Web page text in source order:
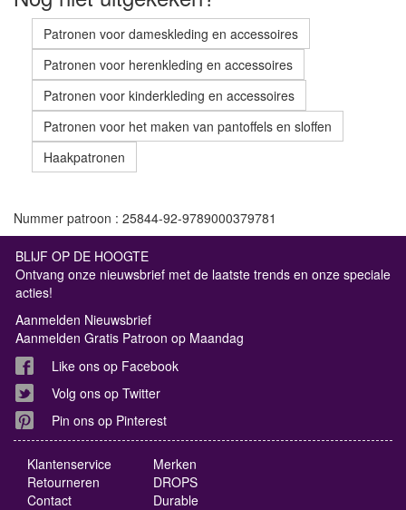
Patronen voor dameskleding en accessoires
Patronen voor herenkleding en accessoires
Patronen voor kinderkleding en accessoires
Patronen voor het maken van pantoffels en sloffen
Haakpatronen
Nummer patroon : 25844-92-9789000379781
BLIJF OP DE HOOGTE
Ontvang onze nieuwsbrief met de laatste trends en onze speciale
acties!
Aanmelden Nieuwsbrief
Aanmelden Gratis Patroon op Maandag
Like ons op Facebook
Volg ons op Twitter
Pin ons op Pinterest
Klantenservice
Retourneren
Contact
Merken
DROPS
Durable